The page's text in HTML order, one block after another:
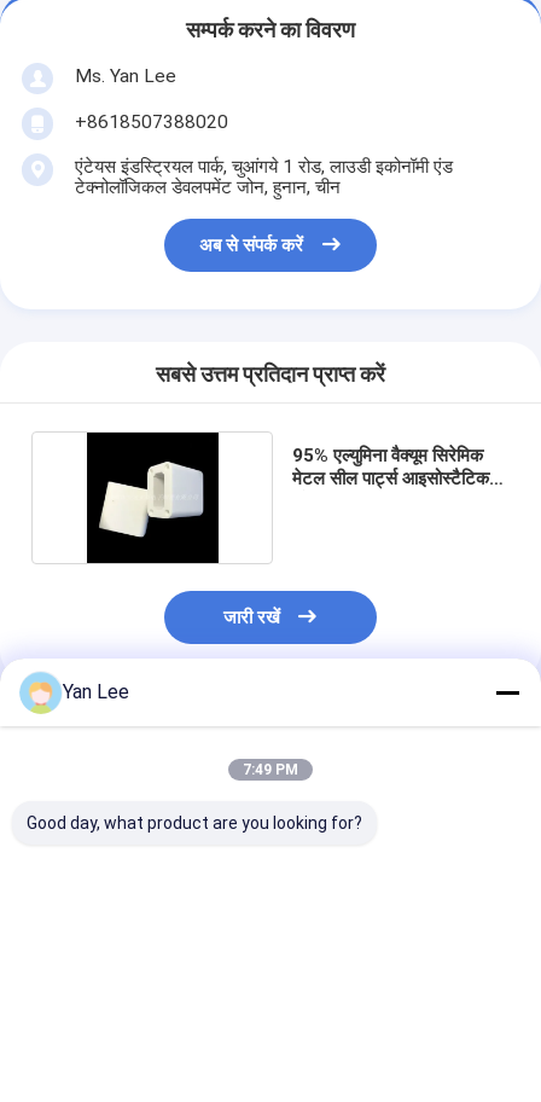
सम्पर्क करने का विवरण
Ms. Yan Lee
+8618507388020
एंटेयस इंडस्ट्रियल पार्क, चुआंगये 1 रोड, लाउडी इकोनॉमी एंड
टेक्नोलॉजिकल डेवलपमेंट जोन, हुनान, चीन
अब से संपर्क करें
सबसे उत्तम प्रतिदान प्राप्त करें
95% एल्युमिना वैक्यूम सिरेमिक
मेटल सील पार्ट्स आइसोस्टैटिक
जारी रखें
अनुशंसित उत्पाद
Yan Lee
7:49 PM
Good day, what product are you looking for?